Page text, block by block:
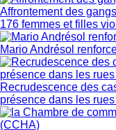
Affrontement des
176 femmes et filles
Mario Andrésol
Recrudescence des
présence dans les rues